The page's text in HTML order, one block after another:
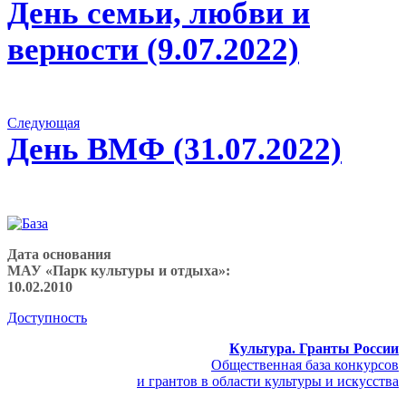
по
День семьи, любви и
верности (9.07.2022)
СледующаяСледующий
альбом:
День ВМФ (31.07.2022)
Дата основания
МАУ «Парк культуры и отдыха»:
10.02.2010
Доступность
Культура. Гранты России
Общественная база конкурсов
и грантов в области культуры и искусства